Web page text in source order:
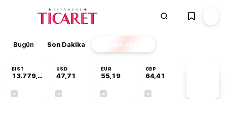
Bugün Son Dakika Finans EKSTRA
BIST
13.779,39
USD
47,71
EUR
55,19
GBP
64,41